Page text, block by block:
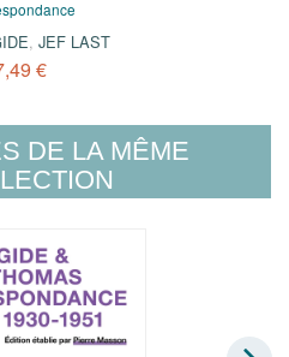
, JEF LAST
€
DE LA MÊME